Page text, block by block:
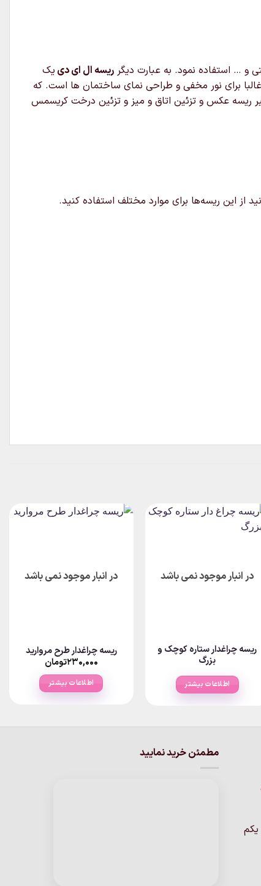
و … استفاده نمود. به عبارت دیگر ریسه ال ای دی یک
غالبا برای نور مخفی و طراحی نمای ساختمان ها است. که
ریسه عکس و تزئین اتاق و میز و تزئین درخت کریسمس
از این ریسه‌ها برای موارد مختلف استفاده کنید.
در انبار موجود نمی باشد
ریسه چراغدار ستاره کوچک و
بزرگ
اطلاعات بیشتر
در انبار موجود نمی باشد
ریسه چراغدار طرح مروارید
۲۳۰,۰۰۰تومان
اطلاعات بیشتر
مطمئن خرید نمایید